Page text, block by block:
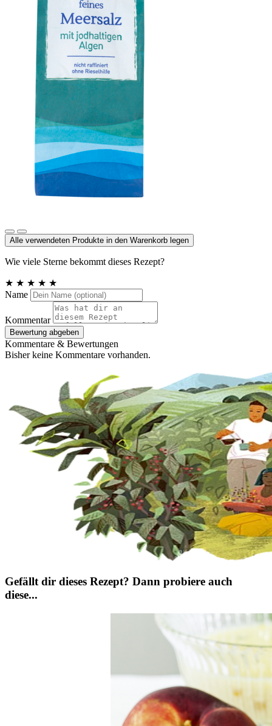
Alle verwendeten Produkte in den Warenkorb legen
Wie viele Sterne bekommt dieses Rezept?
★ ★ ★ ★ ★
Name
Kommentar
Bewertung abgeben
Kommentare & Bewertungen
Bisher keine Kommentare vorhanden.
Gefällt dir dieses Rezept? Dann probiere auch
diese...